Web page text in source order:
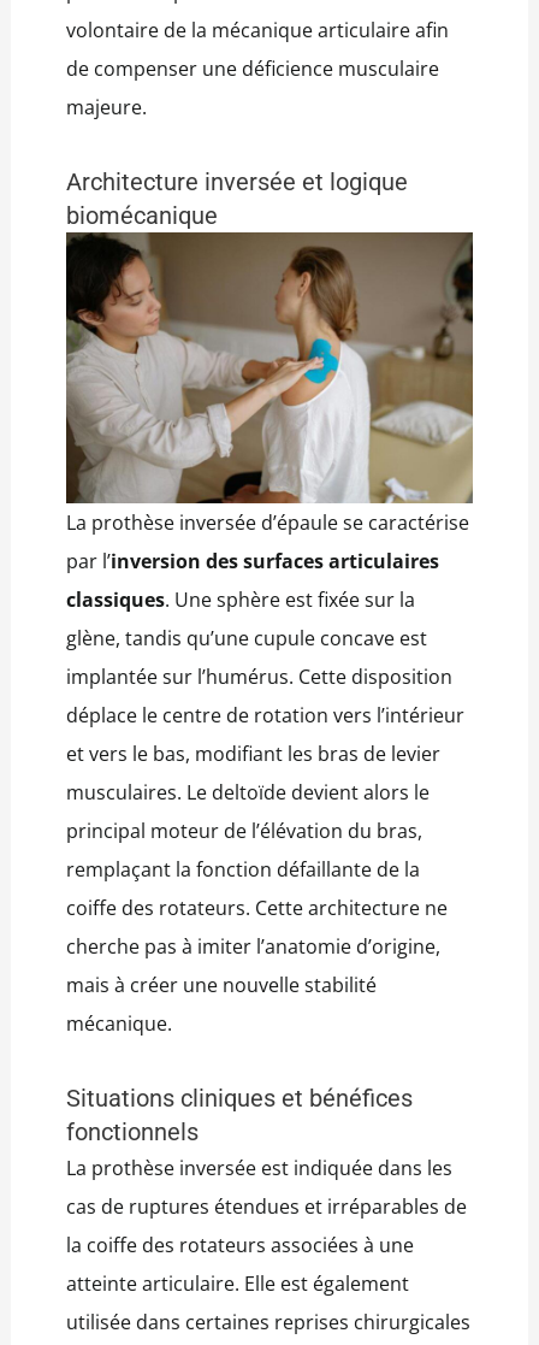
volontaire de la mécanique articulaire afin
de compenser une déficience musculaire
majeure.
Architecture inversée et logique
biomécanique
La prothèse inversée d’épaule se caractérise
par l’inversion des surfaces articulaires
classiques. Une sphère est fixée sur la
glène, tandis qu’une cupule concave est
implantée sur l’humérus. Cette disposition
déplace le centre de rotation vers l’intérieur
et vers le bas, modifiant les bras de levier
musculaires. Le deltoïde devient alors le
principal moteur de l’élévation du bras,
remplaçant la fonction défaillante de la
coiffe des rotateurs. Cette architecture ne
cherche pas à imiter l’anatomie d’origine,
mais à créer une nouvelle stabilité
mécanique.
Situations cliniques et bénéfices
fonctionnels
La prothèse inversée est indiquée dans les
cas de ruptures étendues et irréparables de
la coiffe des rotateurs associées à une
atteinte articulaire. Elle est également
utilisée dans certaines reprises chirurgicales